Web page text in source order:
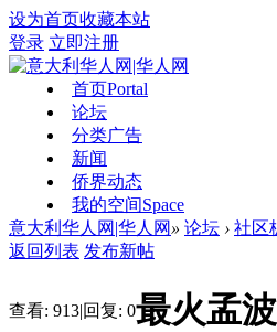
设为首页收藏本站
登录 立即注册
首页Portal
论坛
分类广告
新闻
侨界动态
我的空间Space
意大利华人网|华人网 » 论坛 › 社区
返回列表 发布新帖
查看: 913|回复: 0最火孟